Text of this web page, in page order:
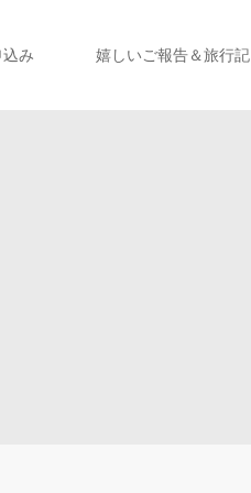
み 嬉しいご報告＆旅行記